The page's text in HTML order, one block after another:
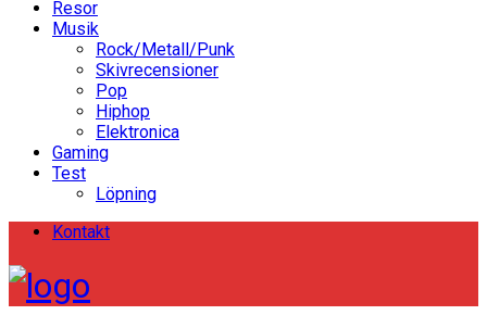
Resor
Musik
Rock/Metall/Punk
Skivrecensioner
Pop
Hiphop
Elektronica
Gaming
Test
Löpning
Kontakt